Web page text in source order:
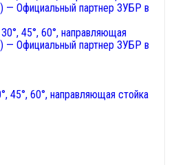
45°, 60°, направляющая стойка